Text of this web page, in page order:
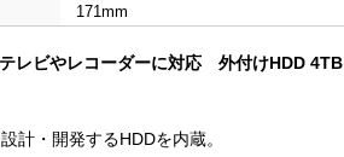
171mm
レビやレコーダーに対応 外付けHDD 4TB
計・開発するHDDを内蔵。